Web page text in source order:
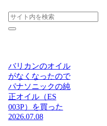
バリカンのオイル
がなくなったので
パナソニックの純
正オイル（ES
003P）を買った
2026.07.08